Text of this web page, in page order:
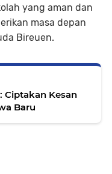
yang aman dan
masa depan
Bireuen.
Ciptakan Kesan
Baru